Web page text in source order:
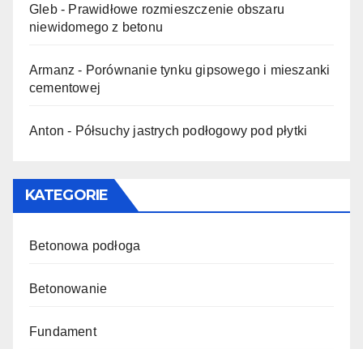
Gleb- Prawidłowe rozmieszczenie obszaru
niewidomego z betonu
Armanz - Porównanie tynku gipsowego i mieszanki
cementowej
Anton - Półsuchy jastrych podłogowy pod płytki
KATEGORIE
Betonowa podłoga
Betonowanie
Fundament